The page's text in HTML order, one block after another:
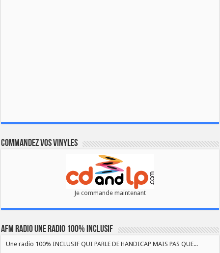
Commandez vos vinyles
Je commande maintenant
AFM RADIO UNE RADIO 100% INCLUSIF
Une radio 100% INCLUSIF QUI PARLE DE HANDICAP MAIS PAS QUE...